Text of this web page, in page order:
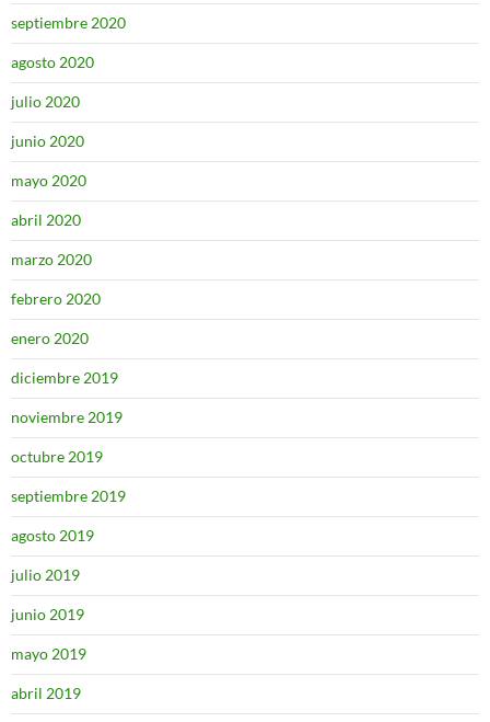
septiembre 2020
agosto 2020
julio 2020
junio 2020
mayo 2020
abril 2020
marzo 2020
febrero 2020
enero 2020
diciembre 2019
noviembre 2019
octubre 2019
septiembre 2019
agosto 2019
julio 2019
junio 2019
mayo 2019
abril 2019